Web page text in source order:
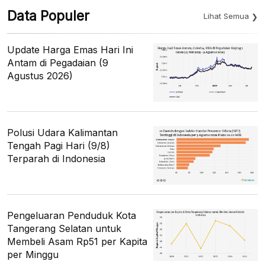
Data Populer Lihat Semua
Update Harga Emas Hari Ini
Antam di Pegadaian (9
Agustus 2026)
Polusi Udara Kalimantan
Tengah Pagi Hari (9/8)
Terparah di Indonesia
Pengeluaran Penduduk Kota
Tangerang Selatan untuk
Membeli Asam Rp51 per Kapita
per Minggu